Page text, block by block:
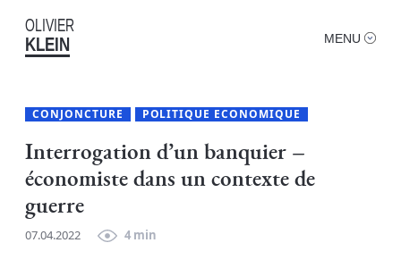
OLIVIER
KLEIN MENU
CONJONCTURE POLITIQUE ECONOMIQUE
Interrogation d’un banquier –
économiste dans un contexte de
guerre
07.04.2022 4 min